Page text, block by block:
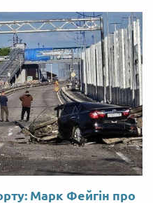
Марк Фейгін про